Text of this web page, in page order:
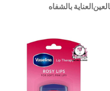
العناية بالشفاه